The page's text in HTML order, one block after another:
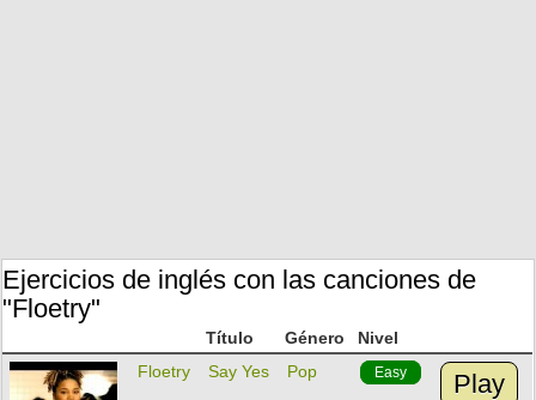
Ejercicios de inglés con las canciones de
"Floetry"
Título Género
Nivel
Floetry
Say Yes Pop Easy Play